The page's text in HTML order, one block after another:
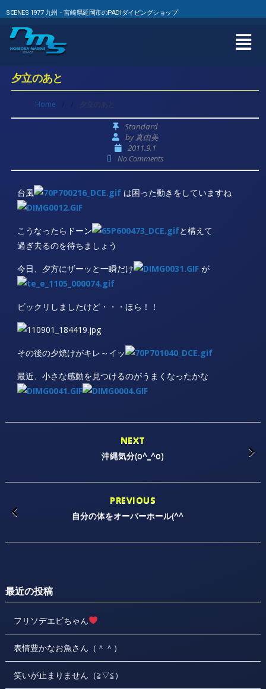
SCENES 1977 九州・宮崎県延岡市のPADIダイビングショップ
夕立のあと
Home / / 夕立のあと
Standard
by真由美
2011.9.1
No Comments
台風 は困った動きをしていますね
こうなったらドーン
と構えて
過ぎ去るのを待ちましょう
今日、夕方にザーッと一瞬だけ が
ビックリしましたけど・・・ほら！！
その後の夕焼けがキレ～イッ
最近、小さな感動を見つけるのがうまくなったかな
NEXT
沖縄気分(o^_^o)
PREVIOUS
自分の体をオーバーホール(^^ ゞ
最近の投稿
フリソデエビちゃん
表情豊かなお魚さん（＾＾）
笑いが止まりません（≧▽≦）